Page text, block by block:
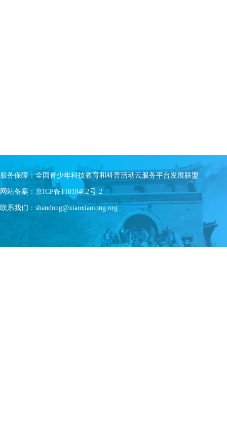
服务保障：全国青少年科技教育和科普活动云服务平台发展联盟
网站备案：京ICP备11018462号-2
联系我们：shandong@xiaoxiaotong.org